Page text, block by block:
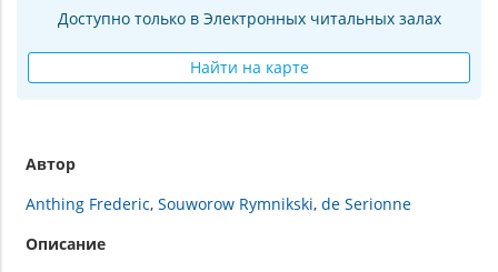
Доступно только в Электронных читальных залах
Найти на карте
Автор
Anthing Frederic Souworow Rymnikski de Serionne
Описание